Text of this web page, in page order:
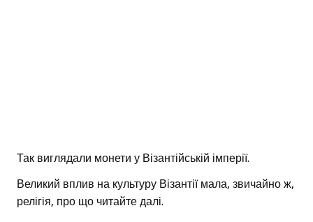
Так виглядали монети у Візантійській імперії.
Великий вплив на культуру Візантії мала, звичайно ж,
релігія, про що читайте далі.